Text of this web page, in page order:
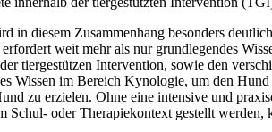
diesem Zusammenhang besonders
weit mehr als nur grundlegendes
tiergestützen Intervention, sowie den
Wissen im Bereich Kynologie, um den
zu erzielen. Ohne eine intensive und
oder Therapiekontext gestellt werden,